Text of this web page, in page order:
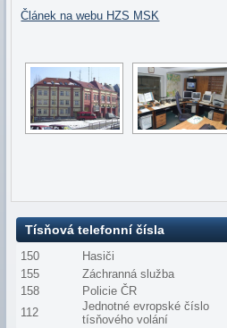
Článek na webu HZS MSK
Tísňová telefonní čísla
150
Hasiči
155
Záchranná služba
158
Policie ČR
112
Jednotné evropské číslo
tísňového volání